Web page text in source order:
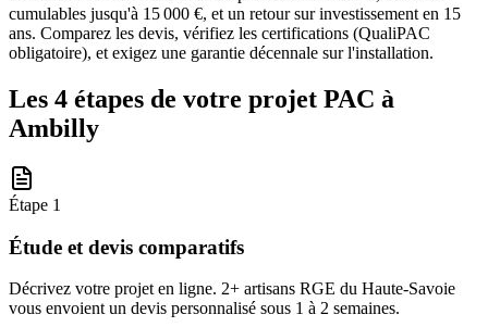
cumulables jusqu'à 15 000 €, et un retour sur investissement en 15
ans. Comparez les devis, vérifiez les certifications (QualiPAC
obligatoire), et exigez une garantie décennale sur l'installation.
Les 4 étapes de votre projet PAC à
Ambilly
Étape 1
Étude et devis comparatifs
Décrivez votre projet en ligne. 2+ artisans RGE du Haute-Savoie
vous envoient un devis personnalisé sous 1 à 2 semaines.